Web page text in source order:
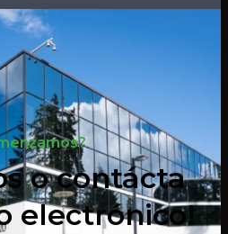
o contácta
electrónico!